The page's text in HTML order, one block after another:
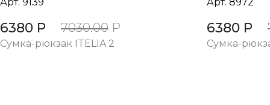
6380 Р 7030.00 Р
Сумка-рюкзак ITELIA 2
6380 Р
Сумка-